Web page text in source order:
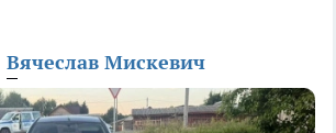
Вячеслав Мискевич